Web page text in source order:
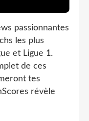
passionnantes
les plus
et Ligue 1.
de ces
tes
révèle